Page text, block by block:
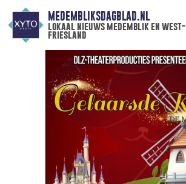
MEDEMBLIKSDAGBLAD.NL
lokaal nieuws medemblik en west-
friesland